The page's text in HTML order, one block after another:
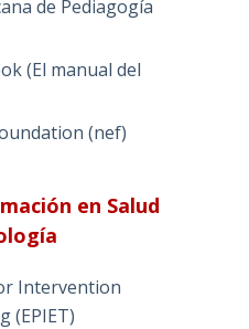
de Pediagogía
(El manual del
(nef)
en Salud
Intervention
(EPIET)